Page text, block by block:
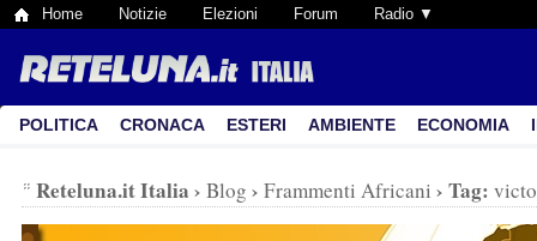
Home Notizie Elezioni Forum Radio ▼
POLITICA CRONACA ESTERI AMBIENTE ECONOMIA
Reteluna.it Italia › Blog › Frammenti Africani › Tag: